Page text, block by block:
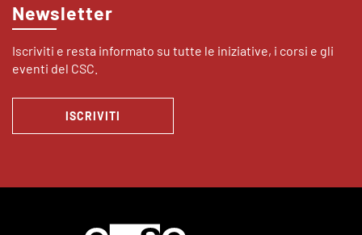
Newsletter
Iscriviti e resta informato su tutte le iniziative, i corsi e gli
eventi del CSC.
ISCRIVITI